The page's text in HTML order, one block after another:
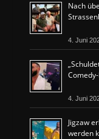
Nach
4. Juni
4. Juni
Jigzaw
werden